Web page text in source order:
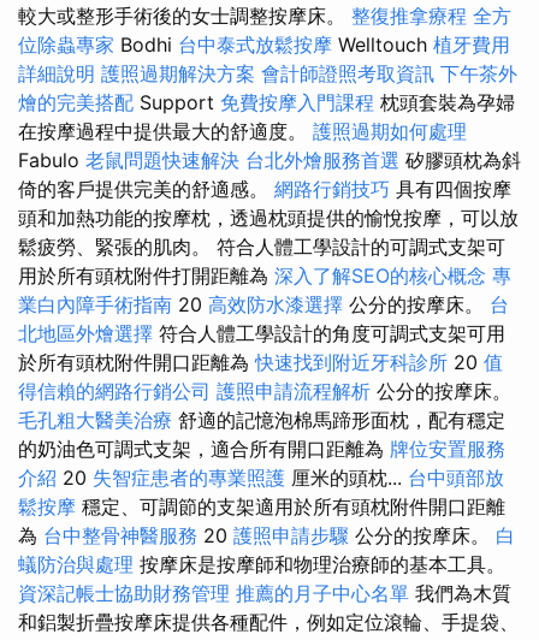
較大或整形手術後的女士調整按摩床。 整復推拿療程 全方
位除蟲專家 Bodhi 台中泰式放鬆按摩 Welltouch 植牙費用
詳細說明 護照過期解決方案 會計師證照考取資訊 下午茶外
燴的完美搭配 Support 免費按摩入門課程 枕頭套裝為孕婦
在按摩過程中提供最大的舒適度。 護照過期如何處理
Fabulo 老鼠問題快速解決 台北外燴服務首選 矽膠頭枕為斜
倚的客戶提供完美的舒適感。 網路行銷技巧 具有四個按摩
頭和加熱功能的按摩枕，透過枕頭提供的愉悅按摩，可以放
鬆疲勞、緊張的肌肉。 符合人體工學設計的可調式支架可
用於所有頭枕附件打開距離為 深入了解SEO的核心概念 專
業白內障手術指南 20 高效防水漆選擇 公分的按摩床。 台
北地區外燴選擇 符合人體工學設計的角度可調式支架可用
於所有頭枕附件開口距離為快速找到附近牙科診所 20 值
得信賴的網路行銷公司 護照申請流程解析 公分的按摩床。
毛孔粗大醫美治療 舒適的記憶泡棉馬蹄形面枕，配有穩定
的奶油色可調式支架，適合所有開口距離為 牌位安置服務
介紹 20 失智症患者的專業照護 厘米的頭枕... 台中頭部放
鬆按摩 穩定、可調節的支架適用於所有頭枕附件開口距離
為 台中整骨神醫服務 20 護照申請步驟 公分的按摩床。 白
蟻防治與處理 按摩床是按摩師和物理治療師的基本工具。
資深記帳士協助財務管理 推薦的月子中心名單 我們為木質
和鋁製折疊按摩床提供各種配件，例如定位滾輪、手提袋、